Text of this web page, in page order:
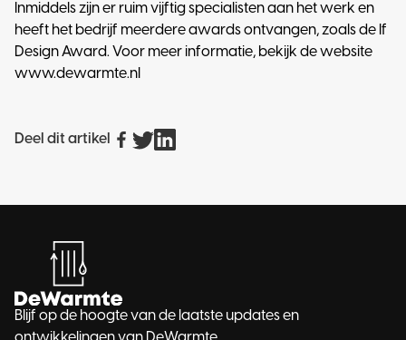
Inmiddels zijn er ruim vijftig specialisten aan het werk en
heeft het bedrijf meerdere awards ontvangen, zoals de If
Design Award. Voor meer informatie, bekijk de website
www.dewarmte.nl
Deel dit artikel
Blijf op de hoogte van de laatste updates en